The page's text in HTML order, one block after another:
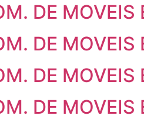
DE MOVEIS
DE MOVEIS
DE MOVEIS
DE MOVEIS